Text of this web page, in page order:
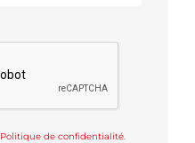
Politique de confidentialité.